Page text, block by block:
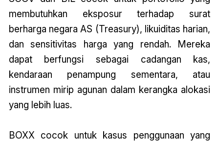
membutuhkan eksposur terhadap surat
berharga negara AS (Treasury), likuiditas harian,
dan sensitivitas harga yang rendah. Mereka
dapat berfungsi sebagai cadangan kas,
kendaraan penampung sementara, atau
instrumen mirip agunan dalam kerangka alokasi
yang lebih luas.
BOXX cocok untuk kasus penggunaan yang